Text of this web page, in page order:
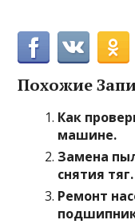
Похожие
Как
машине.
Замена
снятия тяг.
Ремонт